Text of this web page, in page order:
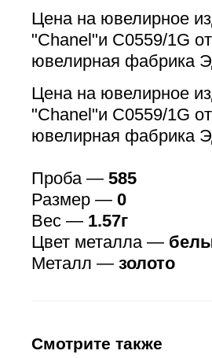
Цена на ювелирное
"Chanel"и С0559/1G
ювелирная фабрика
Цена на ювелирное
"Chanel"и С0559/1G
ювелирная фабрика
Проба — 585
Размер — 0
Вес — 1.57г
Цвет металла —
Металл — золото
Смотрите также